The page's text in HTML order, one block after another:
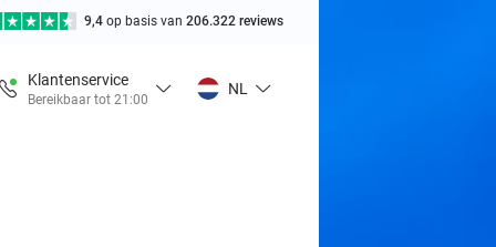
9,4 op basis van 206.322 reviews
Klantenservice
Bereikbaar tot 21:00
NL